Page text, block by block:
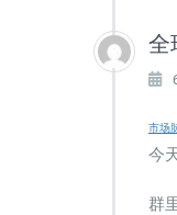
全
市场
今
群